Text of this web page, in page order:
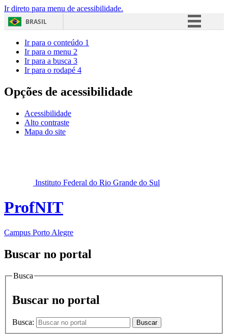
Ir direto para menu de acessibilidade.
BRASIL
Acesso à informação
Ir para o conteúdo 1
Ir para o menu 2
Ir para a busca 3
Ir para o rodapé 4
Opções de acessibilidade
Acessibilidade
Alto contraste
Mapa do site
Instituto Federal do Rio Grande do Sul
ProfNIT
Campus Porto Alegre
Buscar no portal
Busca
Buscar no portal
Busca: Buscar